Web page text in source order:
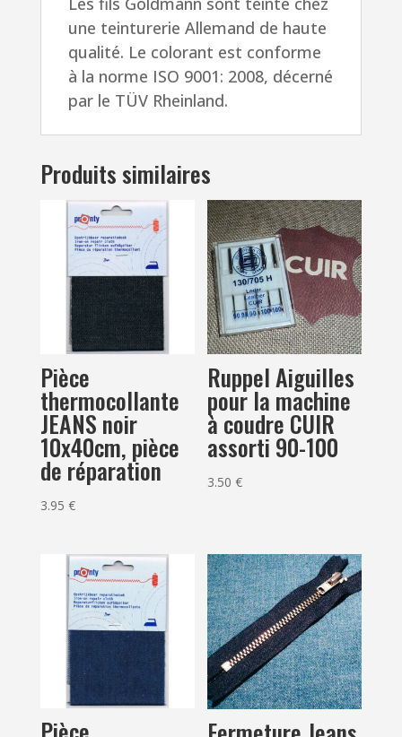
une teinturerie Allemand de haute
qualité. Le colorant est conforme
à la norme ISO 9001: 2008, décerné
par le TÜV Rheinland.
Produits similaires
Pièce
thermocollante
JEANS noir
10x40cm, pièce
de réparation
3.95 €
Ruppel Aiguilles
pour la machine
à coudre CUIR
assorti 90-100
3.50€